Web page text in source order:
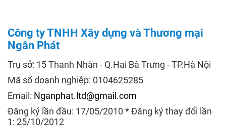
Công ty TNHH Xây dựng và Thương mại
Ngân Phát
Trụ sở: 15 Thanh Nhàn - Q.Hai Bà Trưng - TP.Hà Nội
Mã số doanh nghiệp: 0104625285
Email: Nganphat.ltd@gmail.com
Đăng ký lần đầu: 17/05/2010 * Đăng ký thay đổi lần
1: 25/10/2012